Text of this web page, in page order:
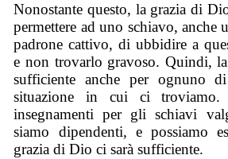
Nonostante questo, la grazia di
permettere ad uno schiavo, anche
padrone cattivo, di ubbidire a
e non trovarlo gravoso. Quindi,
sufficiente anche per ognuno
situazione in cui ci troviamo.
insegnamenti per gli schiavi
siamo dipendenti, e possiamo
grazia di Dio ci sarà sufficiente.